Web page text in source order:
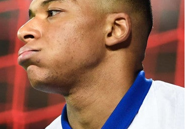
Mundo
Política
Saúde